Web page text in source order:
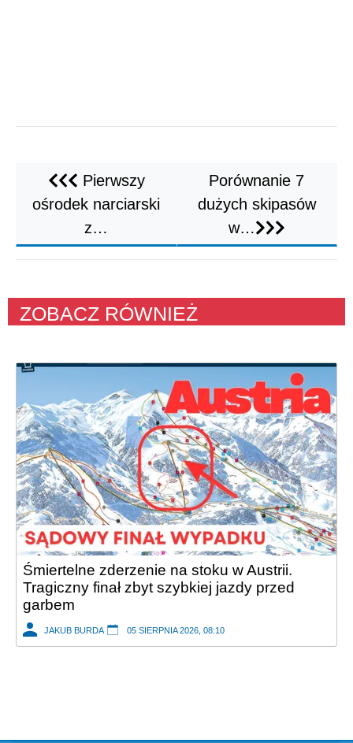
Pierwszy
ośrodek narciarski
z…
Porównanie 7
dużych skipasów
w…
ZOBACZ RÓWNIEŻ
Śmiertelne zderzenie na stoku w Austrii.
Tragiczny finał zbyt szybkiej jazdy przed
garbem
JAKUB BURDA 05 SIERPNIA 2026, 08:10